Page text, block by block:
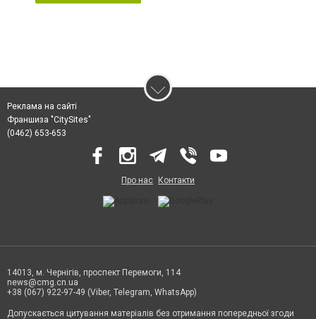
Реклама на сайті
Франшиза "CitySites"
(0462) 653-653
Про нас Контакти
14013, м. Чернігів, проспект Перемоги, 114
news@cmg.cn.ua
+38 (067) 922-97-49 (Viber, Telegram, WhatsApp)
Допускається цитування матеріалів без отримання попередньої згоди